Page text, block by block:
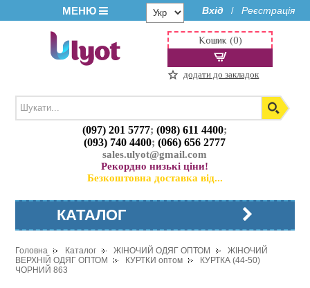
МЕНЮ Вхід / Реєстрація
(097) 201 5777;(098) 611 4400;
(093) 740 4400;(066) 656 2777
sales.ulyot@gmail.com
Рекордно низькі ціни!
Безкоштовна доставка від...
Кошик (0)
додати до закладок
КАТАЛОГ
Головна Каталог ЖІНОЧИЙ ОДЯГ ОПТОМ
ЖІНОЧИЙ
ВЕРХНІЙ ОДЯГ ОПТОМ
КУРТКИ оптом
КУРТКА (44-50)
ЧОРНИЙ 863